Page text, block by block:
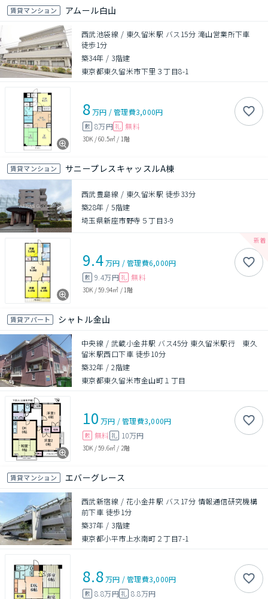
賃貸マンション アムール白山
西武池袋線 / 東久留米駅 バス15分 滝山営業所下車
徒歩1分
築34年 / 3階建
東京都東久留米市下里３丁目8-1
8万円 /管理費3,000円
敷 8万円 礼 無料
3DK /60.5㎡ / 1階
賃貸マンション サニープレスキャッスルA棟
西武豊島線 / 東久留米駅 徒歩33分
築28年 /5階建
埼玉県新座市野寺５丁目3-9
9.4万円 /管理費6,000円
敷 9.4万円 礼 無料
3DK /59.94㎡ / 1階
賃貸アパート シャトル金山
中央線 / 武蔵小金井駅 バス45分 東久留米駅行 東久
留米駅西口下車 徒歩10分
築32年 /2階建
東京都東久留米市金山町１丁目
10 万円 /管理費3,000円
敷 無料 礼 10万円
3DK /59.6㎡ / 2階
賃貸マンション エバーグレース
西武新宿線 / 花小金井駅 バス17分 情報通信研究機構
前下車 徒歩1分
築37年 / 3階建
東京都小平市上水南町２丁目7-1
8.8万円 /管理費3,000円
敷 8.8万円礼 8.8万円